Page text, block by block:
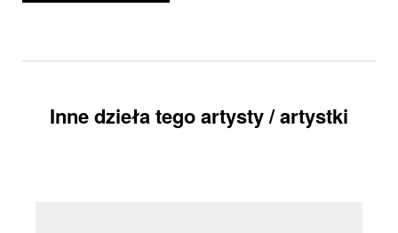
Inne dzieła tego artysty / artystki